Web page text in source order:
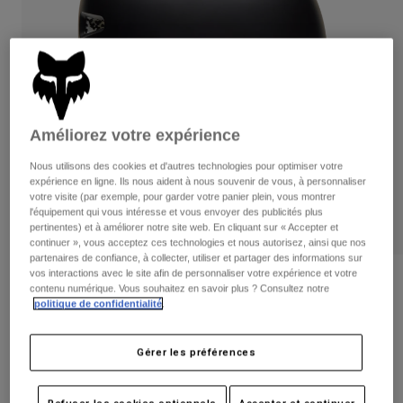
Pantalons
Shorts
Vestes
Gants
Protections
Masques
Chaussettes
Accessoires
Pièces de rechange
Pantalons
Gants
Masques
Chaussettes
Sacs et accessoires
Voir tout
Femme
T-shirts et tops
Sweats et Pulls
Vestes
Pantalons
Chemises
Voir tout
Enfants
Protections
Masques
Chaussettes
Voir tout
Moto
Casques
Maillots
Pantalons
Bottes
Masques
Price reduced from
89,99 €to 53,99 € 40% OFF
Améliorez votre expérience
Nous utilisons des cookies et d'autres technologies pour optimiser votre
expérience en ligne. Ils nous aident à nous souvenir de vous, à personnaliser
votre visite (par exemple, pour garder votre panier plein, vous montrer
l'équipement qui vous intéresse et vous envoyer des publicités plus
pertinentes) et à améliorer notre site web. En cliquant sur « Accepter et
continuer », vous acceptez ces technologies et nous autorisez, ainsi que nos
partenaires de confiance, à collecter, utiliser et partager des informations sur
vos interactions avec le site afin de personnaliser votre expérience et votre
contenu numérique. Vous souhaitez en savoir plus ? Consultez notre
politique de confidentialité.
Gérer les préférences